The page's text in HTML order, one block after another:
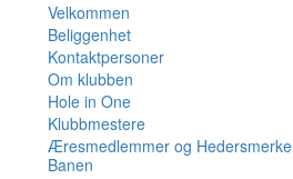
Velkommen
Beliggenhet
Kontaktpersoner
Om klubben
Hole in One
Klubbmestere
Æresmedlemmer og Hedersmerke
Banen